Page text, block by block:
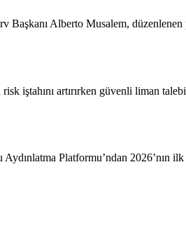
Başkanı Alberto Musalem,
risk iştahını artırırken güvenli liman
Platformu’ndan 2026’nın